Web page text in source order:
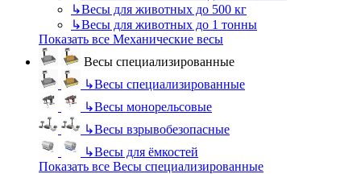
↳Весы для животных до 500 кг
↳Весы для животных до 1 тонны
Показать все Механические весы
Весы специализированные
↳Весы специализированные
↳Весы монорельсовые
↳Весы взрывобезопасные
↳Весы для ёмкостей
Показать все Весы специализированные